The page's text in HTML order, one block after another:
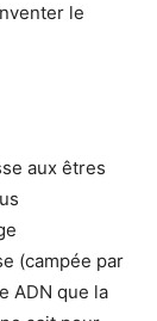
le
aux êtres
(campée par
ADN que la